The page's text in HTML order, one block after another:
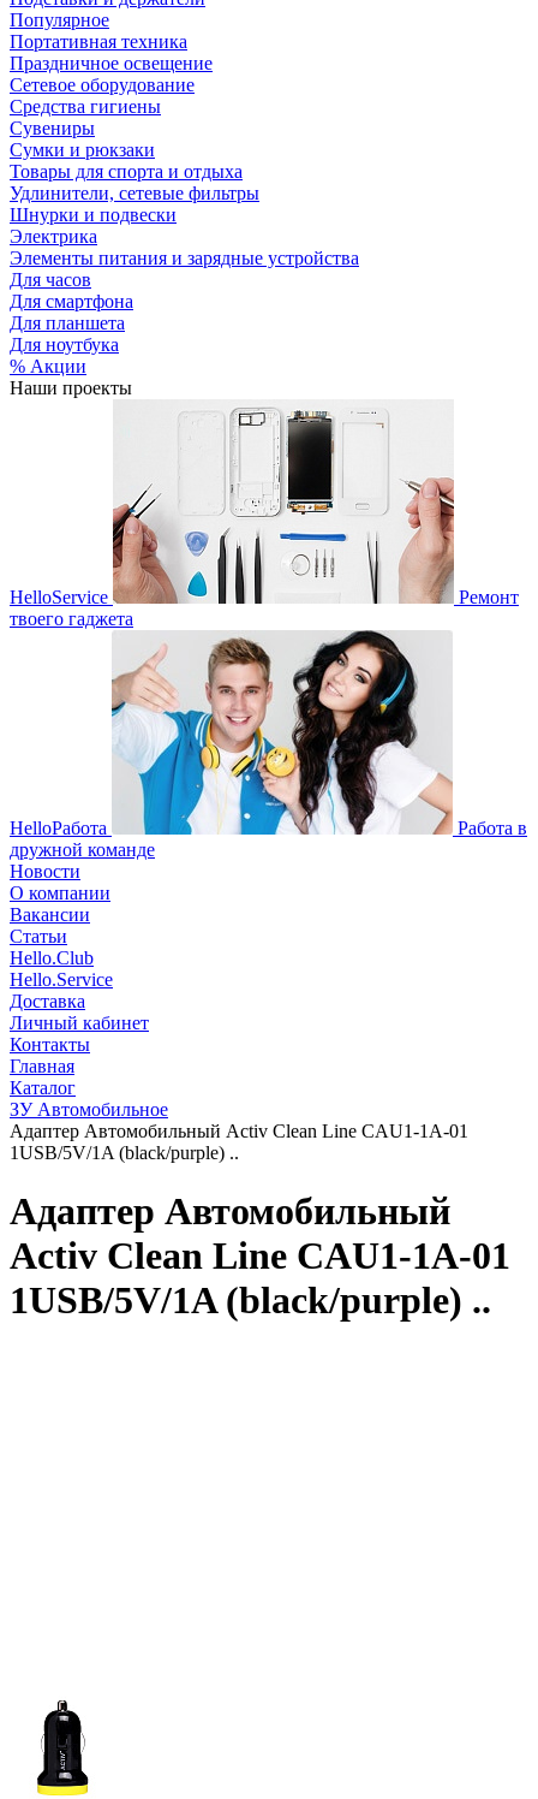
Популярное
Портативная техника
Праздничное освещение
Сетевое оборудование
Средства гигиены
Сувениры
Сумки и рюкзаки
Товары для спорта и отдыха
Удлинители, сетевые фильтры
Шнурки и подвески
Электрика
Элементы питания и зарядные устройства
Для часов
Для смартфона
Для планшета
Для ноутбука
% Акции
Наши проекты
HelloService
Ремонт
твоего гаджета
HelloРабота
Работа в
дружной команде
Новости
О компании
Вакансии
Статьи
Hello.Club
Hello.Service
Доставка
Личный кабинет
Контакты
Главная
Каталог
ЗУ Автомобильное
Адаптер Автомобильный Activ Clean Line CAU1-1A-01
1USB/5V/1A (black/purple) ..
Адаптер Автомобильный
Activ Clean Line CAU1-1A-01
1USB/5V/1A (black/purple) ..